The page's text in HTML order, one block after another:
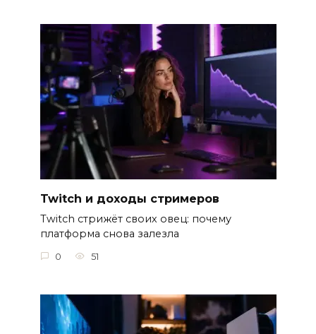
Twitch и доходы стримеров
Twitch стрижёт своих овец: почему
платформа снова залезла
0 51